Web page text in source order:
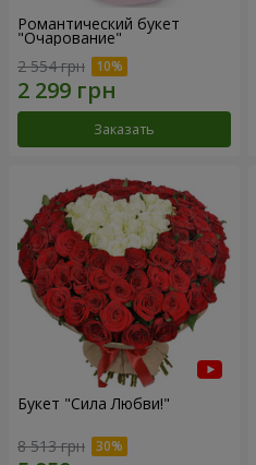
Романтический букет
"Очарование"
2 554 грн
Заказать
Букет "Сила Любви!"
8 513 грн